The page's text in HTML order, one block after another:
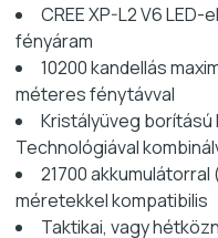
CREE XP-L2 V6
fényáram
10200 kandellás
méteres fénytávval
Kristályüveg borítású
Technológiával
21700 akkumulátorral
méretekkel kompatibilis
Taktikai, vagy